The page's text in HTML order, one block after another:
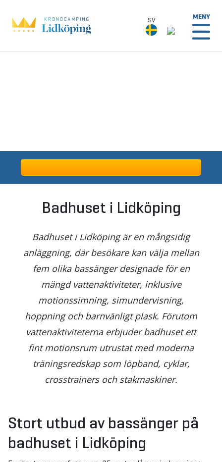
SV MENY
Badhuset i Lidköping
Badhuset i Lidköping är en mångsidig
anläggning, där besökare kan välja mellan
fem olika bassänger designade för en
mängd vattenaktiviteter, inklusive
motionssimning, simundervisning,
hoppning och barnvänligt plask. Förutom
vattenaktiviteterna erbjuder badhuset ett
fint motionsrum utrustat med moderna
träningsredskap som löpband, cyklar,
crosstrainers och stakmaskiner.
Stort utbud av bassänger på
badhuset i Lidköping